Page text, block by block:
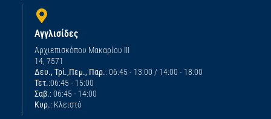
Αγγλισίδες
Αρχιεπισκόπου Μακαρίου ΙΙΙ
14, 7571
Δευ., Τρί.,Πεμ., Παρ.: 06:45 - 13:00 / 14:00 - 18:00
Τετ.:06:45 - 15:00
Σαβ.: 06:45 - 14:00
Κυρ.: Κλειστό